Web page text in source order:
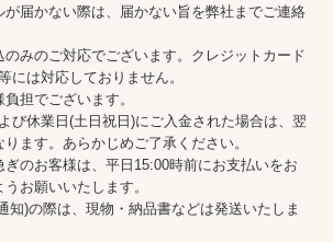
届かない際は、届かない旨を弊社までご連絡
みのご対応でございます。クレジットカード
には対応しておりません。
担でございます。
び休業日(土日祝日)にご入金された場合は、翌
ます。あらかじめご了承ください。
のお客様は、平日15:00時前にお支払いをお
お願いいたします。
知)の際は、現物・納品書などは発送いたしま